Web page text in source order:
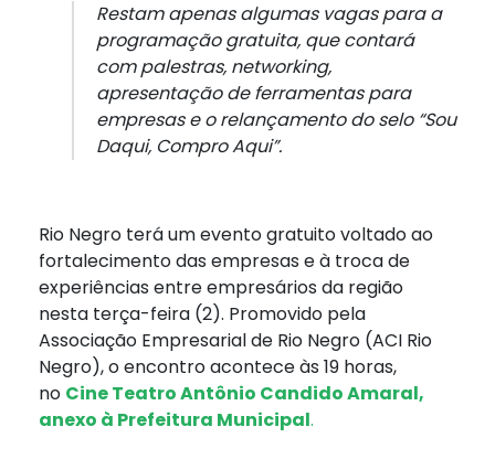
Restam apenas algumas vagas para a
programação gratuita, que contará
com palestras, networking,
apresentação de ferramentas para
empresas e o relançamento do selo “Sou
Daqui, Compro Aqui”.
Rio Negro terá um evento gratuito voltado ao
fortalecimento das empresas e à troca de
experiências entre empresários da região
nesta terça-feira (2). Promovido pela
Associação Empresarial de Rio Negro (ACI Rio
Negro), o encontro acontece às 19 horas,
no Cine TeatroAntônio Candido Amaral,
anexo à Prefeitura Municipal.